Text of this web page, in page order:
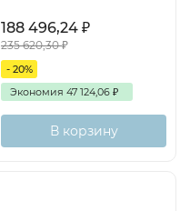
188 496,24 ₽
235 620,30₽
- 20%
Экономия 47 124,06 ₽
В корзину